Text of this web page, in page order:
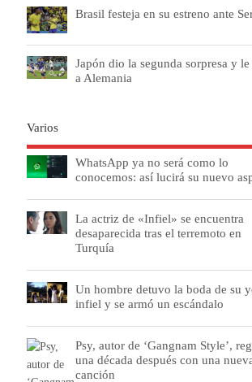
Brasil festeja en su estreno ante
Japón dio la segunda sorpresa y le
a Alemania
Varios
WhatsApp ya no será como lo
conocemos: así lucirá su nuevo
La actriz de «Infiel» se encuentra
desaparecida tras el terremoto en
Turquía
Un hombre detuvo la boda de su
infiel y se armó un escándalo
Psy, autor de ‘Gangnam Style’,
una década después con una
canción